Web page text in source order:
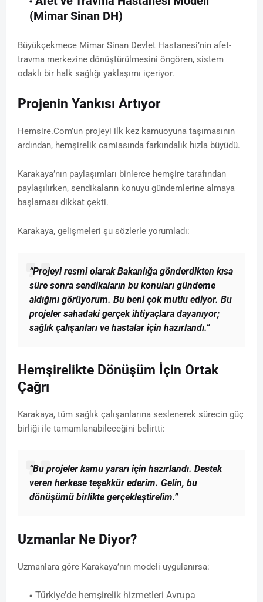
(Mimar Sinan DH)
Büyükçekmece Mimar Sinan Devlet Hastanesi’nin afet-
travma merkezine dönüştürülmesini öngören, sistem
odaklı bir halk sağlığı yaklaşımı içeriyor.
Projenin Yankısı Artıyor
Hemsire.Com’un projeyi ilk kez kamuoyuna taşımasının
ardından, hemşirelik camiasında farkındalık hızla büyüdü.
Karakaya’nın paylaşımları binlerce hemşire tarafından
paylaşılırken, sendikaların konuyu gündemlerine almaya
başlaması dikkat çekti.
Karakaya, gelişmeleri şu sözlerle yorumladı:
“Projeyi resmi olarak Bakanlığa gönderdikten kısa
süre sonra sendikaların bu konuları gündeme
aldığını görüyorum. Bu beni çok mutlu ediyor. Bu
projeler sahadaki gerçek ihtiyaçlara dayanıyor;
sağlık çalışanları ve hastalar için hazırlandı.”
Hemşirelikte Dönüşüm İçin Ortak
Çağrı
Karakaya, tüm sağlık çalışanlarına seslenerek sürecin güç
birliği ile tamamlanabileceğini belirtti:
“Bu projeler kamu yararı için hazırlandı. Destek
veren herkese teşekkür ederim. Gelin, bu
dönüşümü birlikte gerçekleştirelim.”
Uzmanlar Ne Diyor?
Uzmanlara göre Karakaya’nın modeli uygulanırsa:
Türkiye’de hemşirelik hizmetleri Avrupa